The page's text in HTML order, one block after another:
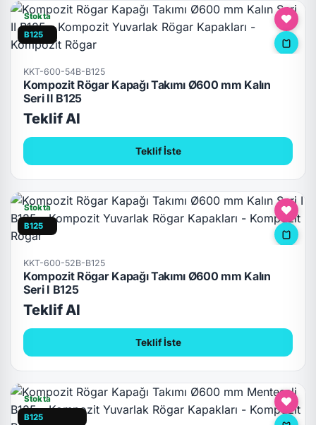
Stokta
B125
KKT-600-54B-B125
Kompozit Rögar Kapağı Takımı Ø600 mm Kalın
Seri II B125
Teklif Al
Teklif İste
Stokta
B125
KKT-600-52B-B125
Kompozit Rögar Kapağı Takımı Ø600 mm Kalın
Seri I B125
Teklif Al
Teklif İste
Stokta
B125